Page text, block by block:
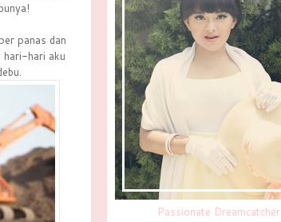
panas dan
hari-hari aku
Passionate Dreamcatcher